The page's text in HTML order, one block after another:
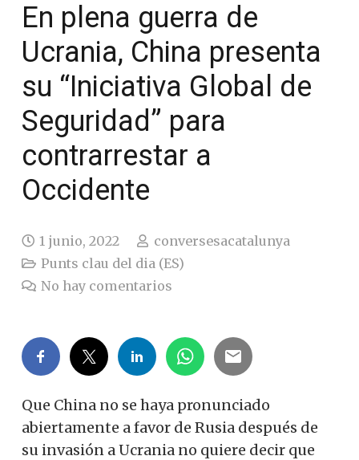
En plena guerra de
Ucrania, China presenta
su “Iniciativa Global de
Seguridad” para
contrarrestar a
Occidente
1 junio, 2022
conversesacatalunya
Punts clau del dia (ES)
No hay comentarios
Que China no se haya pronunciado
abiertamente a favor de Rusia después de
su invasión a Ucrania no quiere decir que